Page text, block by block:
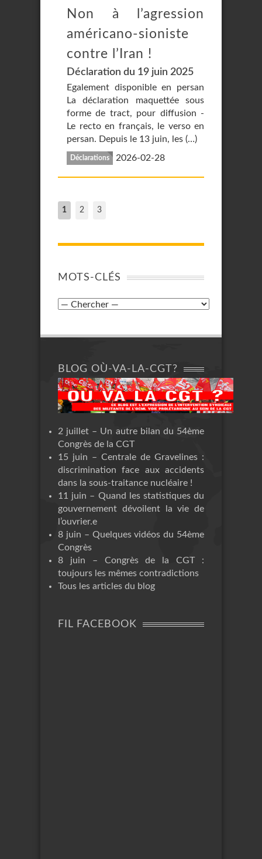
Non à l’agression
américano-sioniste
contre l’Iran !
Déclaration du 19 juin 2025
Egalement disponible en persan
La déclaration maquettée sous
forme de tract, pour diffusion -
Le recto en français, le verso en
persan. Depuis le 13 juin, les (…)
Déclarations 2026-02-28
1 2 3
MOTS-CLÉS
BLOG OÙ-VA-LA-CGT?
2 juillet – Un autre bilan du 54ème
Congrès de la CGT
15 juin – Centrale de Gravelines :
discrimination face aux accidents
dans la sous-traitance nucléaire !
11 juin – Quand les statistiques du
gouvernement dévoilent la vie de
l’ouvrier.e
8 juin – Quelques vidéos du 54ème
Congrès
8 juin – Congrès de la CGT :
toujours les mêmes contradictions
Tous les articles du blog
FIL FACEBOOK